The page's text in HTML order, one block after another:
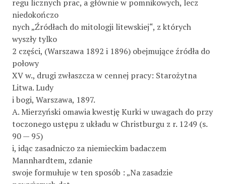
regu licznych prac, a głównie w pomnikowych, lecz
niedokończo­
nych „Źródłach do mitologji litewskiej“, z których
wyszły tylko
2 części, (Warszawa 1892 i 1896) obejmujące źródła do
połowy
XV w., drugi zwłaszcza w cennej pracy: Starożytna
Litwa. Ludy
i bogi, Warszawa, 1897.
A. Mierzyński omawia kwestję Kurki w uwagach do przy­
toczonego ustępu z układu w Christburgu z r. 1249 (s.
90 — 95)
i, idąc zasadniczo za niemieckim badaczem
Mannhardtem, zdanie
swoje formułuje w ten sposób : „Na zasadzie